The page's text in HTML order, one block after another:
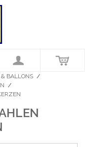
& BALLONS /
/